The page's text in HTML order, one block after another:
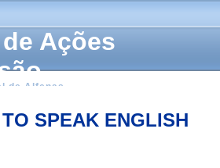
Ações
de Alfenas
SPEAK ENGLISH